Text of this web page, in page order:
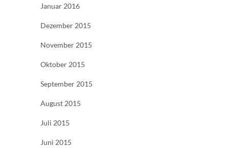
Januar 2016
Dezember 2015
November 2015
Oktober 2015
September 2015
August 2015
Juli 2015
Juni 2015